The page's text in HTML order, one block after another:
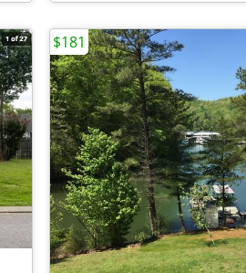
$181